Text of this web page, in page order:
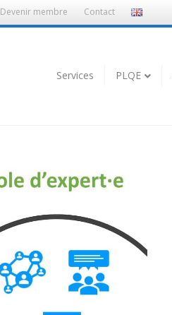
Devenir membre Contact
Services PLQE